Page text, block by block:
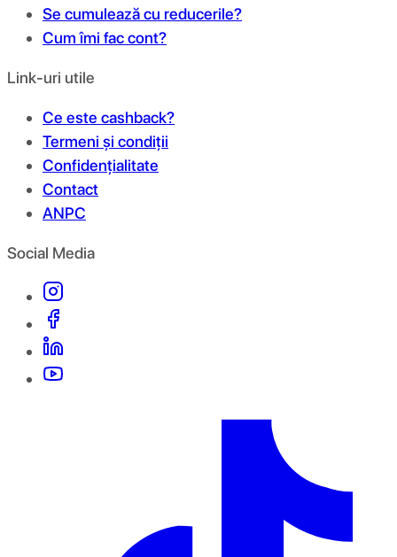
Se cumulează cu reducerile?
Cum îmi fac cont?
Link-uri utile
Ce este cashback?
Termeni și condiții
Confidențialitate
Contact
ANPC
Social Media